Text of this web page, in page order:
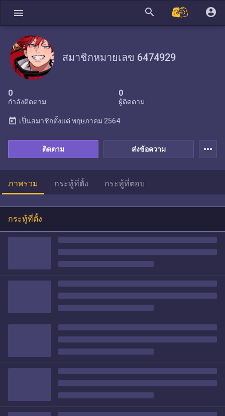
menu search account_circle
สมาชิกหมายเลข 6474929
0
กำลังติดตาม
0
ผู้ติดตาม
ส่งข้อความ
ติดตาม
today เป็นสมาชิกตั้งแต่ พฤษภาคม 2564
more_horiz
ภาพรวม กระทู้ที่ตั้ง กระทู้ที่ตอบ
กระทู้ที่ตั้ง